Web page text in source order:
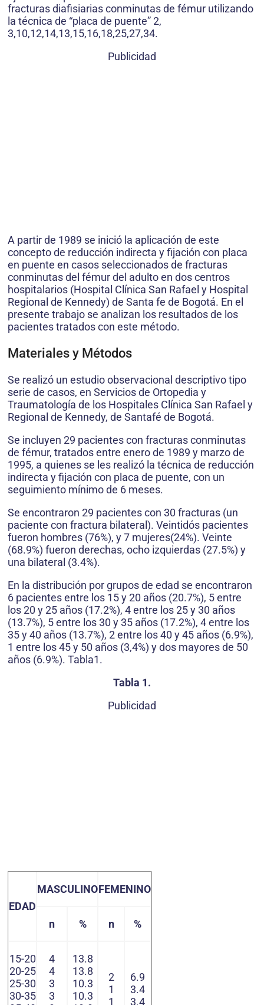
fracturas diafisiarias conminutas de fémur utilizando
la técnica de “placa de puente” 2,
3,10,12,14,13,15,16,18,25,27,34.
Publicidad
A partir de 1989 se inició la aplicación de este
concepto de reducción indirecta y fijación con placa
en puente en casos seleccionados de fracturas
conminutas del fémur del adulto en dos centros
hospitalarios (Hospital Clínica San Rafael y Hospital
Regional de Kennedy) de Santa fe de Bogotá. En el
presente trabajo se analizan los resultados de los
pacientes tratados con este método.
Materiales y Métodos
Se realizó un estudio observacional descriptivo tipo
serie de casos, en Servicios de Ortopedia y
Traumatología de los Hospitales Clínica San Rafael y
Regional de Kennedy, de Santafé de Bogotá.
Se incluyen 29 pacientes con fracturas conminutas
de fémur, tratados entre enero de 1989 y marzo de
1995, a quienes se les realizó la técnica de reducción
indirecta y fijación con placa de puente, con un
seguimiento mínimo de 6 meses.
Se encontraron 29 pacientes con 30 fracturas (un
paciente con fractura bilateral). Veintidós pacientes
fueron hombres (76%), y 7 mujeres(24%). Veinte
(68.9%) fueron derechas, ocho izquierdas (27.5%) y
una bilateral (3.4%).
En la distribución por grupos de edad se encontraron
6 pacientes entre los 15 y 20 años (20.7%), 5 entre
los 20 y 25 años (17.2%), 4 entre los 25 y 30 años
(13.7%), 5 entre los 30 y 35 años (17.2%), 4 entre los
35 y 40 años (13.7%), 2 entre los 40 y 45 años (6.9%),
1 entre los 45 y 50 años (3,4%) y dos mayores de 50
años (6.9%). Tabla1.
Tabla 1.
Publicidad
EDAD
MASCULINOFEMENINO
n % n %
15-20
20-25
25-30
30-35
4
4
3
3
13.8
13.8
10.3
10.3
2
1
1
6.9
3.4
3.4